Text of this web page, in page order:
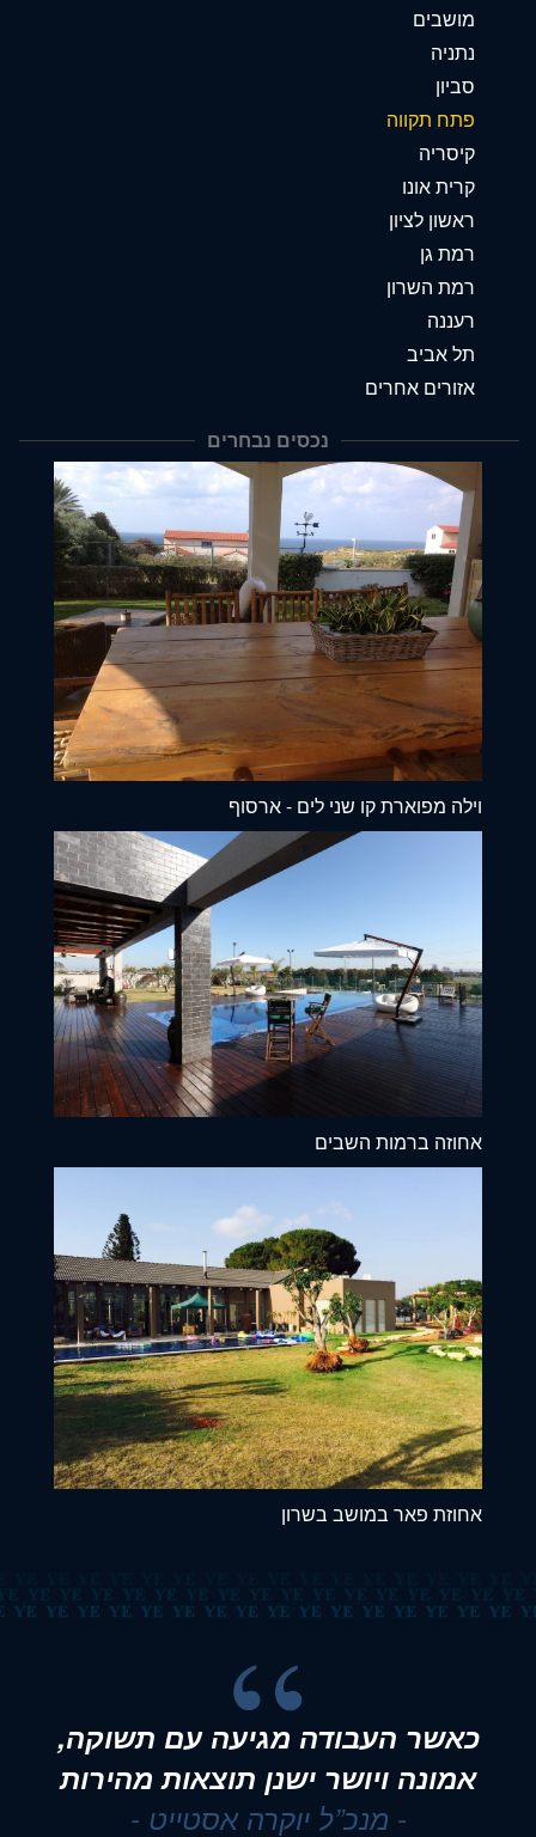
מושבים
נתניה
סביון
פתח תקווה
קיסריה
קרית אונו
ראשון לציון
רמת גן
רמת השרון
רעננה
תל אביב
אזורים אחרים
נכסים נבחרים
וילה מפוארת קו שני לים - ארסוף
אחוזה ברמות השבים
אחוזת פאר במושב בשרון
כאשר העבודה מגיעה עם תשוקה,
אמונה ויושר ישנן תוצאות מהירות
- מנכ”ל יוקרה אסטייט -
אין הזדמנות שנייה או שלישית לרושם
ראשוני
- מנכ”ל יוקרה אסטייט -